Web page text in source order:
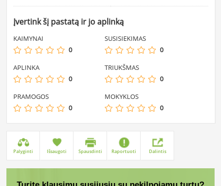
Įvertink šį pastatą ir jo aplinką
KAIMYNAI
0
SUSISIEKIMAS
0
APLINKA
0
TRIUKŠMAS
0
PRAMOGOS
0
MOKYKLOS
0
Palyginti Išsaugoti Spausdinti Raportuoti Dalintis